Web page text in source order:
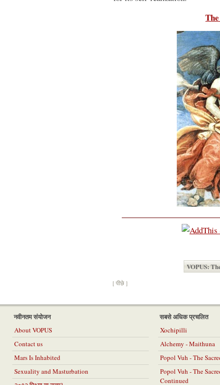
VOPUS:
[ पीछे ]
नवीनतम संयोजन
About VOPUS
Contact us
Mars Is Inhabited
Sexuality and Masturbation
सबसे अधिक प्रचलित
Xochipilli
Alchemy - Maithuna
Popol Vuh - The
Popol Vuh - The
Continued